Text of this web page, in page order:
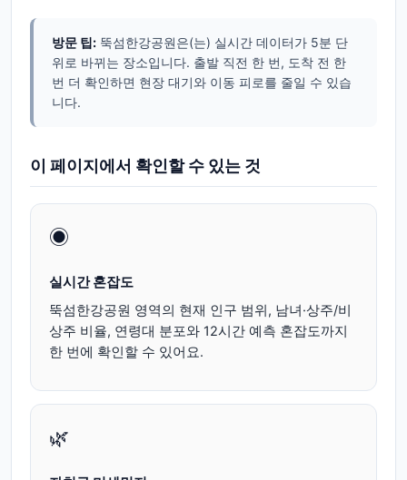
방문 팁: 뚝섬한강공원은(는) 실시간 데이터가 5분 단
위로 바뀌는 장소입니다. 출발 직전 한 번, 도착 전 한
번 더 확인하면 현장 대기와 이동 피로를 줄일 수 있습
니다.
이 페이지에서 확인할 수 있는 것
◉
실시간 혼잡도
뚝섬한강공원 영역의 현재 인구 범위, 남녀·상주/비
상주 비율, 연령대 분포와 12시간 예측 혼잡도까지
한 번에 확인할 수 있어요.
🌿